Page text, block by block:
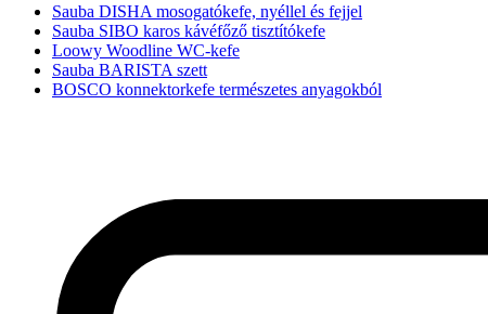
Sauba DISHA mosogatókefe, nyéllel és fejjel
Sauba SIBO karos kávéfőző tisztítókefe
Loowy Woodline WC-kefe
Sauba BARISTA szett
BOSCO konnektorkefe természetes anyagokból